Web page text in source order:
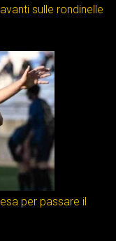
sulle rondinelle
per passare il